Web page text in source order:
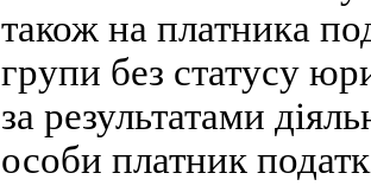
також на платника
групи без статусу
за результатами
особи платник